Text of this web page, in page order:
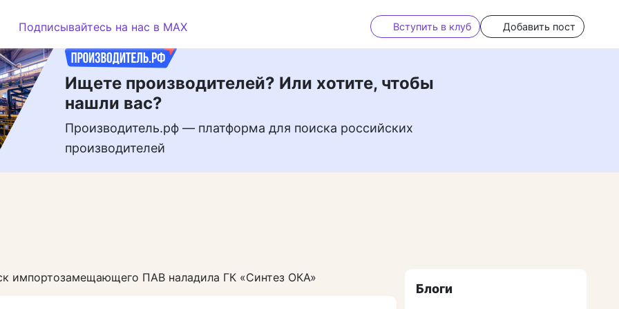
Ищете производителей? Или хотите, чтобы
нашли вас?
Производитель.рф — платформа для поиска российских
производителей
Подписывайтесь на нас в MAX Вступить в клуб Добавить пост
импортозамещающего ПАВ наладила ГК «Синтез ОКА»
Блоги